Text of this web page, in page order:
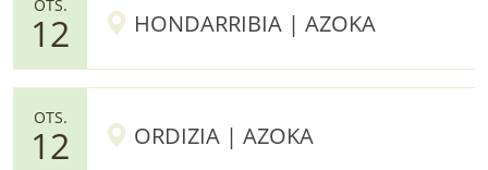
OTS.
12 HONDARRIBIA | AZOKA
OTS.
12 ORDIZIA | AZOKA